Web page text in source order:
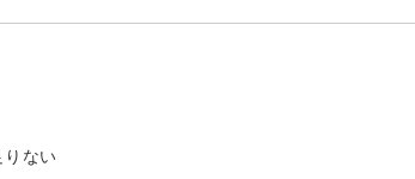
ない